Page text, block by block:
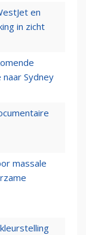
en
in zicht
Sydney
massale